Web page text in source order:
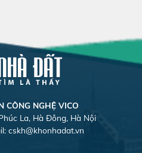
CÔNG NGHỆ VICO
La, Hà Đông, Hà Nội
cskh@khonhadat.vn